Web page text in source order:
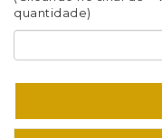
Eu concordo em
quantidade)